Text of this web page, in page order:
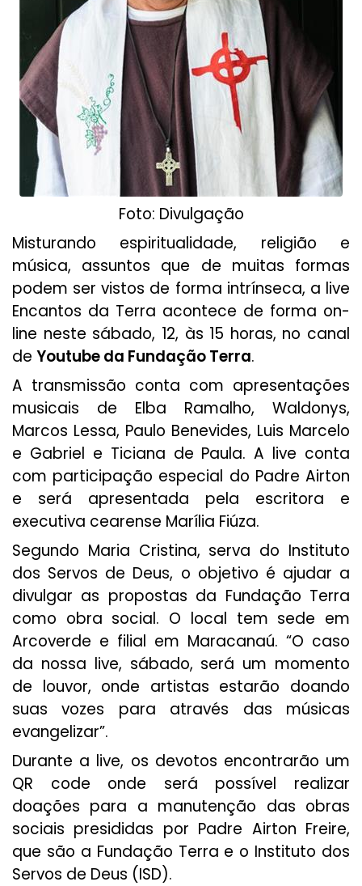
Foto: Divulgação
Misturando espiritualidade, religião e
música, assuntos que de muitas formas
podem ser vistos de forma intrínseca, a live
Encantos da Terra acontece de forma on-
line neste sábado, 12, às 15 horas, no canal
de Youtube da Fundação Terra.
A transmissão conta com apresentações
musicais de Elba Ramalho, Waldonys,
Marcos Lessa, Paulo Benevides, Luis Marcelo
e Gabriel e Ticiana de Paula. A live conta
com participação especial do Padre Airton
e será apresentada pela escritora e
executiva cearense Marília Fiúza.
Segundo Maria Cristina, serva do Instituto
dos Servos de Deus, o objetivo é ajudar a
divulgar as propostas da Fundação Terra
como obra social. O local tem sede em
Arcoverde e filial em Maracanaú. “O caso
da nossa live, sábado, será um momento
de louvor, onde artistas estarão doando
suas vozes para através das músicas
evangelizar”.
Durante a live, os devotos encontrarão um
QR code onde será possível realizar
doações para a manutenção das obras
sociais presididas por Padre Airton Freire,
que são a Fundação Terra e o Instituto dos
Servos de Deus (ISD).